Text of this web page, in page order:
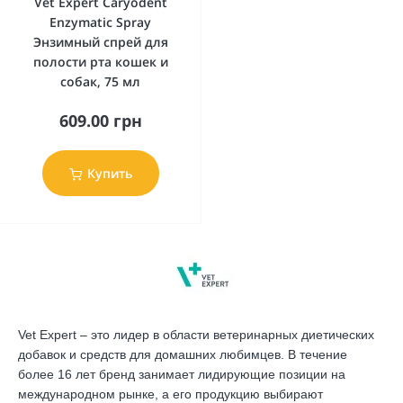
Enzymatic Spray
Энзимный спрей для
полости рта кошек и
собак, 75 мл
609.00 грн
Купить
Vet Expert – это лидер в области ветеринарных диетических
добавок и средств для домашних любимцев. В течение
более 16 лет бренд занимает лидирующие позиции на
международном рынке, а его продукцию выбирают